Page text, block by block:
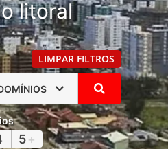
litoral
LIMPAR FILTROS
5 +